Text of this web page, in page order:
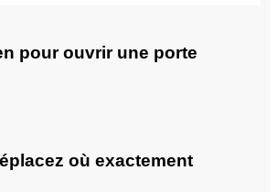
pour ouvrir une porte
où exactement